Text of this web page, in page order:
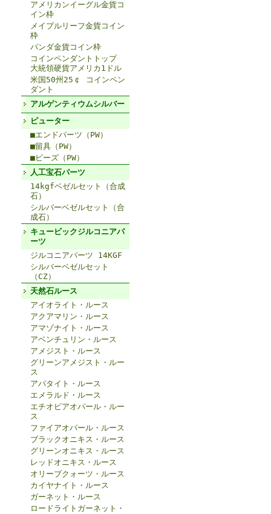
アメリカンイーグル金貨コ
イン枠
メイプルリーフ金貨コイン
枠
パンダ金貨コイン枠
コインペンダントトップ
大統領硬貨アメリカ1ドル
米国50州25￠ コインペン
ダント
アルゲンティウムシルバー
ピューター
■エンドパーツ（PW）
■留具（PW）
■ビーズ（PW）
人工宝石パーツ
14kgfベゼルセット（合成
石）
シルバーベゼルセット（合
成石）
キュービックジルコニアパ
ーツ
ジルコニアパーツ 14KGF
シルバーベゼルセット
（CZ）
天然石ルース
アイオライト・ルース
アクアマリン・ルース
アマゾナイト・ルース
アベンチュリン・ルース
アメジスト・ルース
グリーンアメジスト・ルー
ス
アパタイト・ルース
エメラルド・ルース
エチオピアオパール・ルー
ス
ファイアオパール・ルース
ブラックオニキス・ルース
グリーンオニキス・ルース
レッドオニキス・ルース
オリーブクォーツ・ルース
カイヤナイト・ルース
ガーネット・ルース
ロードライトガーネット・